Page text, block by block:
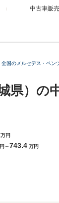
中古車販
全国のメルセデス・ベン
県）の
万円
～743.4 万円